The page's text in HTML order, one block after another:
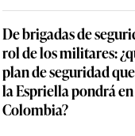
De brigadas de
rol de los militares:
plan de seguridad
la Espriella pondrá
Colombia?